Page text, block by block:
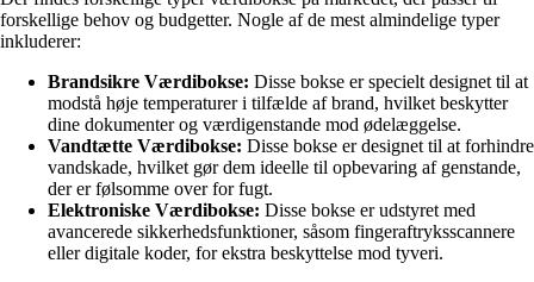
forskellige behov og budgetter. Nogle af de mest almindelige typer
inkluderer:
Brandsikre Værdibokse: Disse bokse er specielt designet til at
modstå høje temperaturer i tilfælde af brand, hvilket beskytter
dine dokumenter og værdigenstande mod ødelæggelse.
Vandtætte Værdibokse: Disse bokse er designet til at forhindre
vandskade, hvilket gør dem ideelle til opbevaring af genstande,
der er følsomme over for fugt.
Elektroniske Værdibokse: Disse bokse er udstyret med
avancerede sikkerhedsfunktioner, såsom fingeraftryksscannere
eller digitale koder, for ekstra beskyttelse mod tyveri.